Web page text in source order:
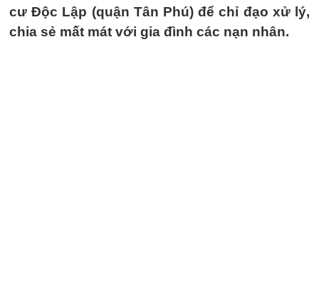
cư Độc Lập (quận Tân Phú) để chỉ đạo xử lý,
chia sẻ mất mát với gia đình các nạn nhân.